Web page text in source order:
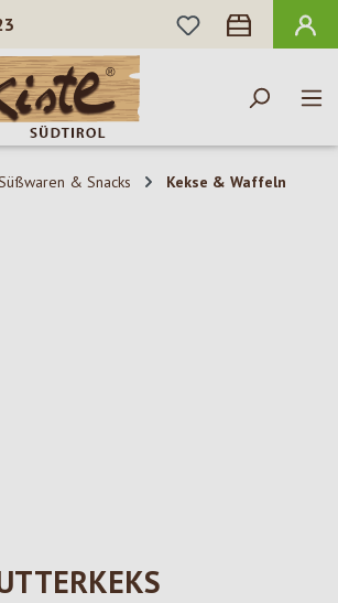
DU HAST 0
& Snacks Kekse & Waffeln